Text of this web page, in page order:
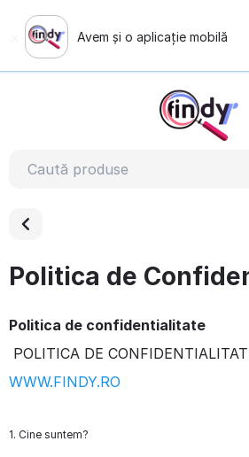
Avem și o aplicație mobilă
Politica de
Politica de confidentialitate
POLITICA DE
WWW.FINDY.RO
1. Cine suntem?